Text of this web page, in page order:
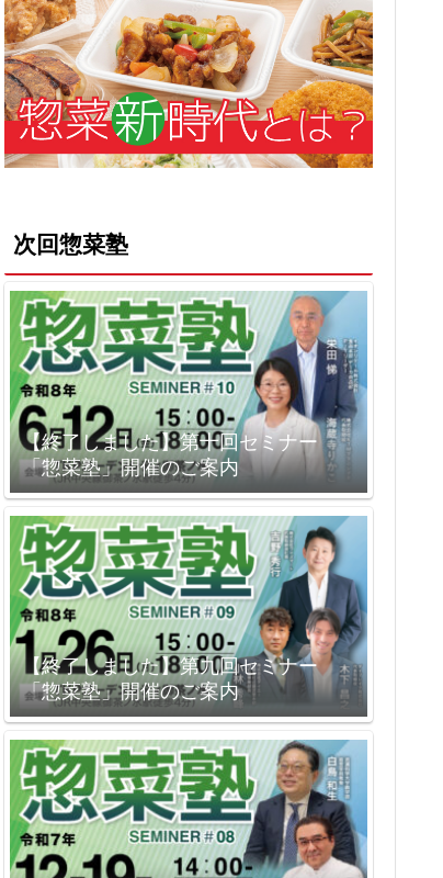
次回惣菜塾
【終了しました】第十回セミナー
「惣菜塾」開催のご案内
【終了しました】第九回セミナー
「惣菜塾」開催のご案内